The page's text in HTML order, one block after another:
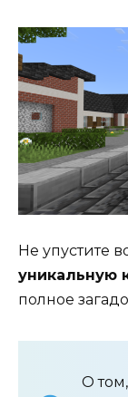
Не упустите
уникальную
полное
О